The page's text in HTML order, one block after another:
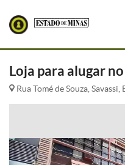
Loja para alugar
Rua Tomé de Souza,